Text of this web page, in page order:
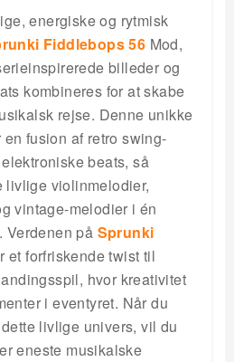
energiske og rytmisk
Fiddlebops 56 Mod,
billeder og
kombineres for at skabe
rejse. Denne unikke
fusion af retro swing-
beats, så
livlige violinmelodier,
vintage-melodier i én
Verdenen på Sprunki
et forfriskende twist til
hvor kreativitet
i eventyret. Når du
livlige univers, vil du
eneste musikalske